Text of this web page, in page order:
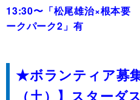
13:30〜「松尾雄治×根本
ークパーク2」有
★ボランティア募
（土）】スター